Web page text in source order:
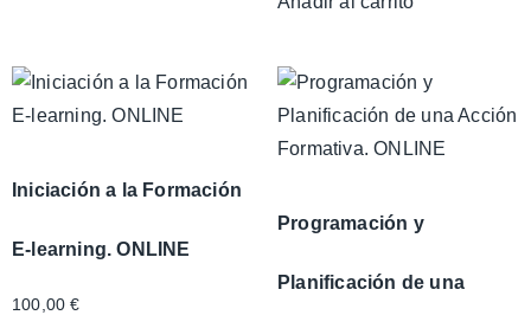
Iniciación a la Formación
E-learning. ONLINE
100,00€
Programación y
Planificación de una